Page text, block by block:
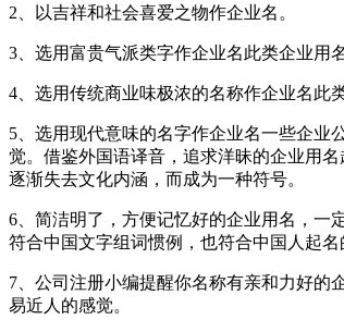
2、以吉祥和社会喜爱之物作企业名。
3、选用富贵气派类字作企业名此类企业用
4、选用传统商业味极浓的名称作企业名此
5、选用现代意味的名字作企业名一些企业
觉。借鉴外国语译音，追求洋昧的企业用
逐渐失去文化内涵，而成为一种符号。
6、简洁明了，方便记忆好的企业用名，一
符合中国文字组词惯例，也符合中国人起
7、公司注册小编提醒你名称有亲和力好的
易近人的感觉。